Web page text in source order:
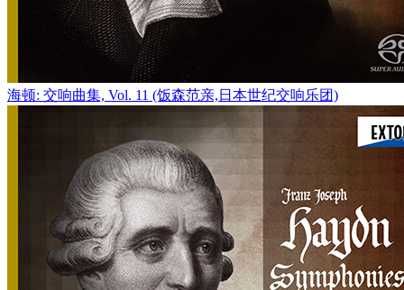
海顿: 交响曲集, Vol. 11 (饭森范亲,日本世纪交响乐团)